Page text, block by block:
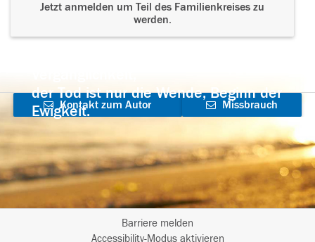
Jetzt anmelden um Teil des Familienkreises zu
werden.
der Tod ist nur die Wende, Beginn der
Ewigkeit.
Kontakt zum Autor
aufnehmen
Missbrauch
Barriere melden
Accessibility-Modus aktivieren